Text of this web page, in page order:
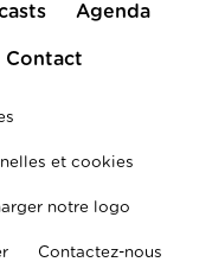
Agenda
Contact
et cookies
notre logo
Contactez-nous